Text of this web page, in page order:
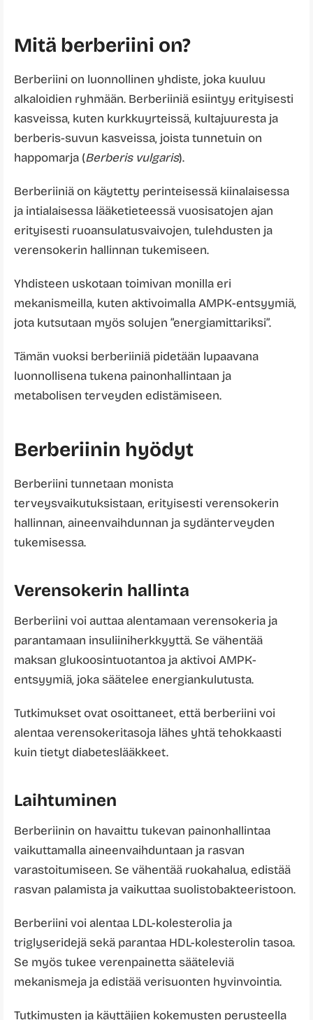
Mitä berberiini on?
Berberiini on luonnollinen yhdiste, joka kuuluu
alkaloidien ryhmään. Berberiiniä esiintyy erityisesti
kasveissa, kuten kurkkuyrteissä, kultajuuresta ja
berberis-suvun kasveissa, joista tunnetuin on
happomarja (Berberis vulgaris).
Berberiiniä on käytetty perinteisessä kiinalaisessa
ja intialaisessa lääketieteessä vuosisatojen ajan
erityisesti ruoansulatusvaivojen, tulehdusten ja
verensokerin hallinnan tukemiseen.
Yhdisteen uskotaan toimivan monilla eri
mekanismeilla, kuten aktivoimalla AMPK-entsyymiä,
jota kutsutaan myös solujen ”energiamittariksi”.
Tämän vuoksi berberiiniä pidetään lupaavana
luonnollisena tukena painonhallintaan ja
metabolisen terveyden edistämiseen.
Berberiinin hyödyt
Berberiini tunnetaan monista
terveysvaikutuksistaan, erityisesti verensokerin
hallinnan, aineenvaihdunnan ja sydänterveyden
tukemisessa.
Verensokerin hallinta
Berberiini voi auttaa alentamaan verensokeria ja
parantamaan insuliiniherkkyyttä. Se vähentää
maksan glukoosintuotantoa ja aktivoi AMPK-
entsyymiä, joka säätelee energiankulutusta.
Tutkimukset ovat osoittaneet, että berberiini voi
alentaa verensokeritasoja lähes yhtä tehokkaasti
kuin tietyt diabeteslääkkeet.
Laihtuminen
Berberiinin on havaittu tukevan painonhallintaa
vaikuttamalla aineenvaihduntaan ja rasvan
varastoitumiseen. Se vähentää ruokahalua, edistää
rasvan palamista ja vaikuttaa suolistobakteeristoon.
Berberiini voi alentaa LDL-kolesterolia ja
triglyseridejä sekä parantaa HDL-kolesterolin tasoa.
Se myös tukee verenpainetta sääteleviä
mekanismeja ja edistää verisuonten hyvinvointia.
Tutkimusten ja käyttäjien kokemusten perusteella